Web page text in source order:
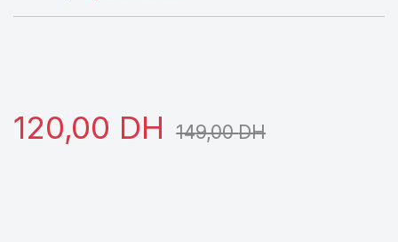
120,00 DH 149,00DH